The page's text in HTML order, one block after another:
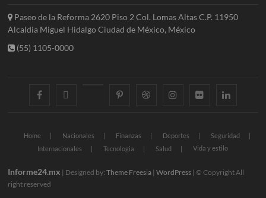
Paseo de la Reforma 2620 Piso 2 Col. Lomas Altas C.P. 11950
Alcaldia Miguel Hidalgo Ciudad de México, México
(55) 1105-0000
facebook googlepluspinterestdribbble instagramflickr linkedin
Home Nacionales Finanzas Deportes
Seguridad
Internacionales
Tecnologia Salud Vida y estilo
Informe24.mx | Designed by:Theme Freesia |WordPress | © Copyright All
right reserved